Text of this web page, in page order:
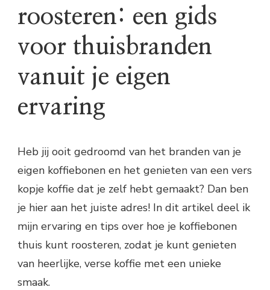
roosteren: een gids
voor thuisbranden
vanuit je eigen
ervaring
Heb jij ooit gedroomd van het branden van je
eigen koffiebonen en het genieten van een vers
kopje koffie dat je zelf hebt gemaakt? Dan ben
je hier aan het juiste adres! In dit artikel deel ik
mijn ervaring en tips over hoe je koffiebonen
thuis kunt roosteren, zodat je kunt genieten
van heerlijke, verse koffie met een unieke
smaak.